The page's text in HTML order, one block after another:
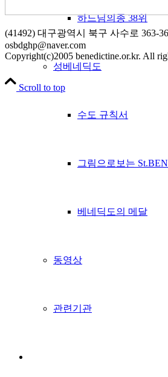
하느님의종 38위
성베네딕도
수도 규칙서
그림으로보는
베네딕도의 메달
동영상
관련기관
(41492) 대구광역시 북구 사수로 363-
osbdghp@naver.com
Copyright(c)2005 benedictine.or.kr. All
Scroll to top